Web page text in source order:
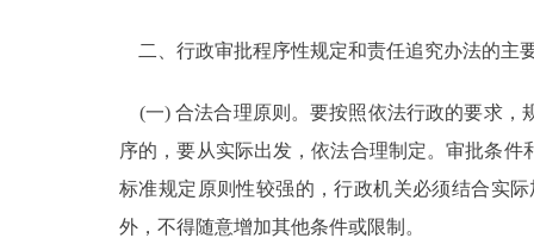
二、行政审批程序性规定和责任追究办法的主
(一) 合法合理原则。要按照依法行政的要求，
序的，要从实际出发，依法合理制定。审批条
标准规定原则性较强的，行政机关必须结合实
外，不得随意增加其他条件或限制。